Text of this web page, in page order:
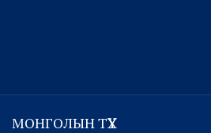
МОНГОЛЫН ТҮҮХ